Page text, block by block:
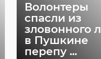
Волонтеры
спасли из
зловонного
в Пушкине
перепу ...